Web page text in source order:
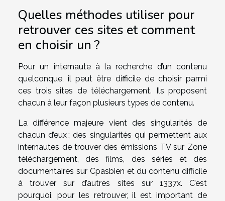
Quelles méthodes utiliser pour
retrouver ces sites et comment
en choisir un ?
Pour un internaute à la recherche d’un contenu
quelconque, il peut être difficile de choisir parmi
ces trois sites de téléchargement. Ils proposent
chacun à leur façon plusieurs types de contenu.
La différence majeure vient des singularités de
chacun d’eux ; des singularités qui permettent aux
internautes de trouver des émissions TV sur Zone
téléchargement, des films, des séries et des
documentaires sur Cpasbien et du contenu difficile
à trouver sur d’autres sites sur 1337x. C’est
pourquoi, pour les retrouver, il est important de